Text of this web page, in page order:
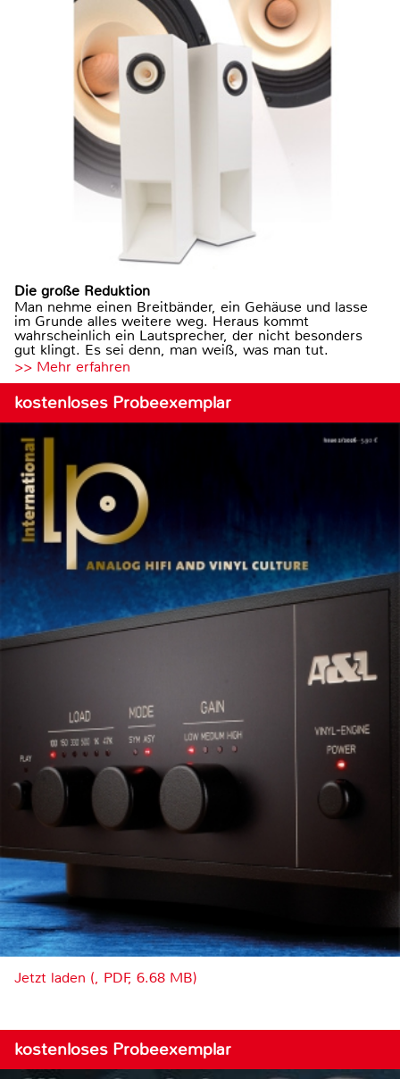
Die große Reduktion
Man nehme einen Breitbänder, ein Gehäuse und lasse
im Grunde alles weitere weg. Heraus kommt
wahrscheinlich ein Lautsprecher, der nicht besonders
gut klingt. Es sei denn, man weiß, was man tut.
>> Mehr erfahren
kostenloses Probeexemplar
Jetzt laden (, PDF, 6.68 MB)
kostenloses Probeexemplar